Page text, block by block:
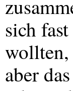
sich
wollten,
aber